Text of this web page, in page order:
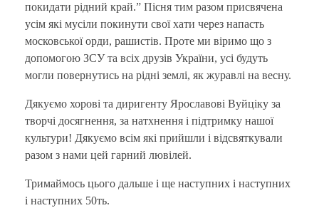
покидати рідний край.” Пісня тим разом присвячена
усім які мусіли покинути свої хати через напасть
московської орди, рашистів. Проте ми віримо що з
допомогою ЗСУ та всіх друзів України, усі будуть
могли повернутись на рідні землі, як журавлі на весну.
Дякуємо хорові та диригенту Ярославові Вуйціку за
творчі досягнення, за натхнення і підтримку нашої
культури! Дякуємо всім які прийшли і відсвяткували
разом з нами цей гарний лювілей.
Тримаймось цього дальше і ще наступних і наступних
і наступних 50ть.